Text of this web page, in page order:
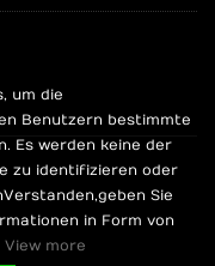
um die
Benutzern bestimmte
Es werden keine der
zu identifizieren oder
geben Sie
in Form von
View more